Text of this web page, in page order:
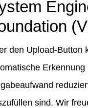
den Upload-Button
sind. Wir